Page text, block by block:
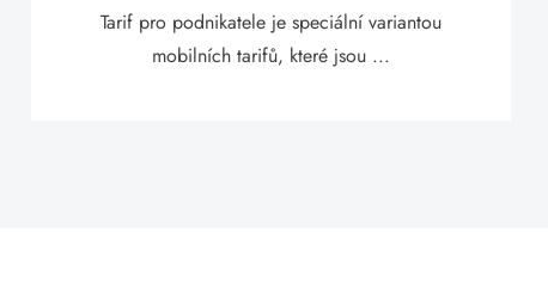
Tarif pro podnikatele je speciální variantou
mobilních tarifů, které jsou ...